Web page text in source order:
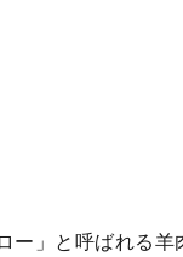
」と呼ばれる